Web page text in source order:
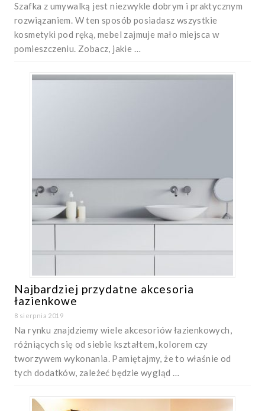
Szafka z umywalką jest niezwykle dobrym i praktycznym
rozwiązaniem. W ten sposób posiadasz wszystkie
kosmetyki pod ręką, mebel zajmuje mało miejsca w
pomieszczeniu. Zobacz, jakie …
Najbardziej przydatne akcesoria
łazienkowe
8 sierpnia 2019
Na rynku znajdziemy wiele akcesoriów łazienkowych,
różniących się od siebie kształtem, kolorem czy
tworzywem wykonania. Pamiętajmy, że to właśnie od
tych dodatków, zależeć będzie wygląd …